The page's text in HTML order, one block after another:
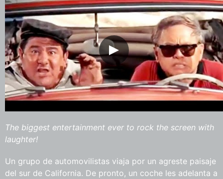
The biggest entertainment ever to rock the screen with
laughter!
Un grupo de automovilistas viaja por un agreste paisaje
del sur de California. De pronto, un coche les adelanta a